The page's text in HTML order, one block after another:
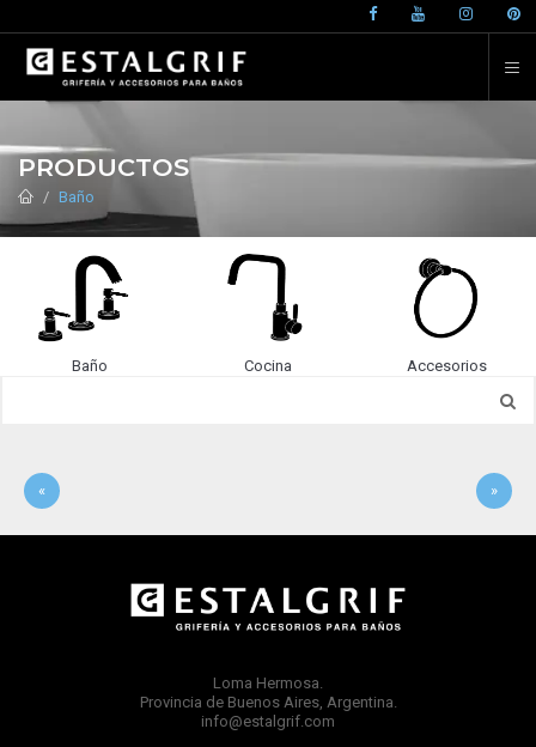
PRODUCTOS
Baño
Baño Cocina Accesorios
« »
Loma Hermosa.
Provincia de Buenos Aires, Argentina.
info@estalgrif.com